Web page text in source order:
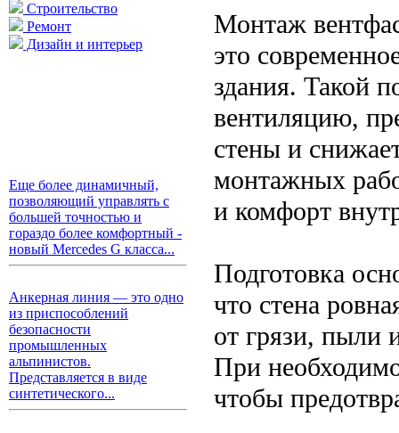
Строительство
Ремонт
Дизайн и интерьер
Еще более динамичный,
позволяющий управлять с
большей точностью и
гораздо более комфортный -
новый Mercedes G класса...
Анкерная линия — это одно
из приспособлений
безопасности
промышленных
альпинистов.
Представляется в виде
синтетического...
Монтаж
это
здания. Такой
вентиляцию,
стены и
монтажных
и комфорт
Подготовка
что стена
от грязи, пыли
При
чтобы